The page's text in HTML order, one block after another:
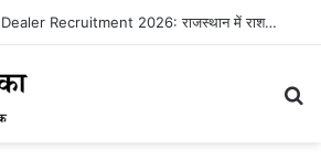
Rajasthan Ration Dealer Recruitment 2026: राजस्थान में राशन डीलर भर्ती का नोटिफिकेशन जारी, 10वीं/12वीं पास करें आवेदन